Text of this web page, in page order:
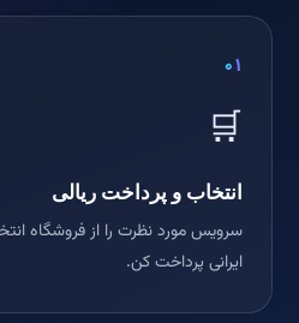
۰۱
🛒
انتخاب و پرداخت ریالی
سرویس مورد نظرت را از فروشگاه
ایرانی پرداخت کن.